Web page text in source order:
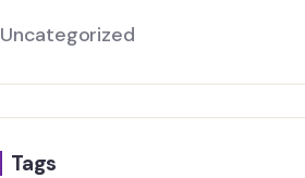
Uncategorized
Tags